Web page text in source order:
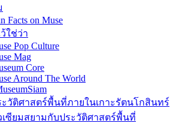
Facts on Muse
ใช่ว่า
Pop Culture
Mag
Core
Around The World
ะวัติศาสตร์พื้นที่ภายในเกาะรัตนโกสินทร์
เซียมสยามกับประวัติศาสตร์พื้นที่